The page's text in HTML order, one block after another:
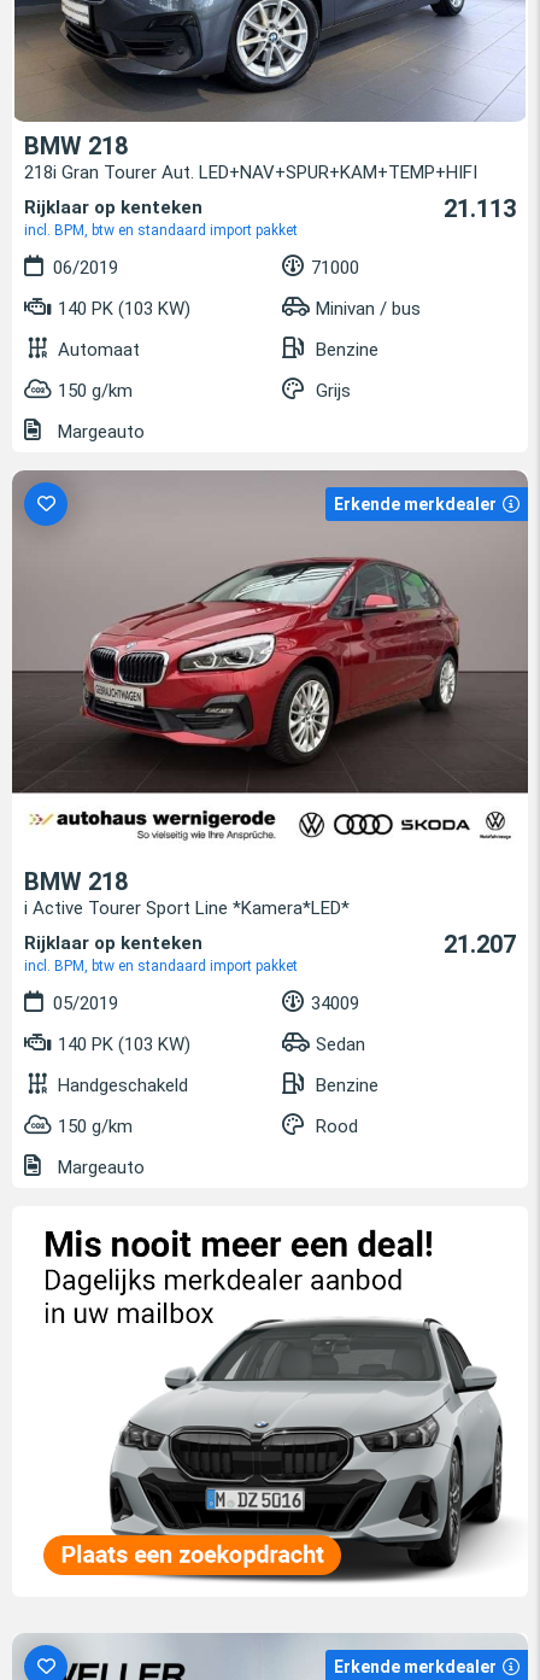
BMW 218
218i Gran Tourer Aut. LED+NAV+SPUR+KAM+TEMP+HIFI
Rijklaar op kenteken
incl. BPM, btw en standaard import pakket
21.113
06/2019
71000
140 PK (103 KW)
Minivan / bus
Automaat
Benzine
150 g/km
Grijs
Margeauto
Erkende merkdealer
BMW 218
i Active Tourer Sport Line *Kamera*LED*
Rijklaar op kenteken
incl. BPM, btw en standaard import pakket
21.207
05/2019
34009
140 PK (103 KW)
Sedan
Handgeschakeld
Benzine
150 g/km
Rood
Margeauto
Erkende merkdealer